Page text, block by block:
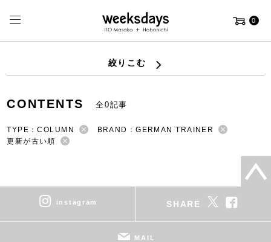
0
絞りこむ
CONTENTS 全0記事
TYPE：COLUMN
BRAND：GERMAN TRAINER
更新が古い順
instagram SHARE
MAIL